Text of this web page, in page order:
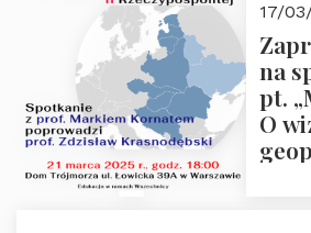
17/
na
pt.
O